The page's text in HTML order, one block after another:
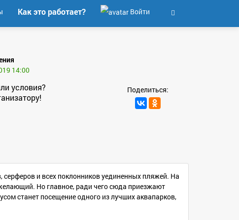
Как это работает? Войти
14:00
условия?
Поделиться:
и всех поклонников уединенных пляжей. На
Но главное, ради чего сюда приезжают
станет посещение одного из лучших аквапарков,